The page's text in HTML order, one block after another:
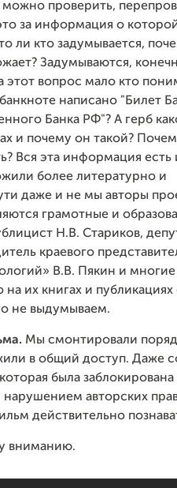
проверить,
за информация о
ли кто задумывается,
Задумываются,
этот вопрос мало кто
написано "Билет
Банка РФ"? А герб
и почему он такой?
Вся эта информация есть
более литературно и
даже и не мы авторы
грамотные и
Н.В. Стариков,
краевого
В.В. Пякин и
их книгах и публикациях
не выдумываем.
Мы смонтировали
в общий доступ. Даже
была заблокирована
авторских
действительно
вниманию.